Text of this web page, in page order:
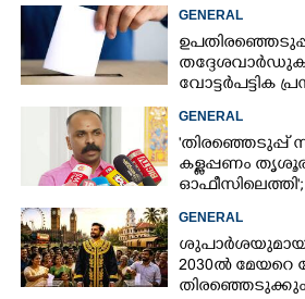
ശക്തിപ്പെടുത്തും'
GENERAL
വോട്ടർപട്ടിക
GENERAL
'തിരഞ്ഞെടുപ്പ്
കള്ളപ്പണം
ഓഫീസിലെത്തി';
സെക്രട്ടറി
GENERAL
2030ൽ മേയറെ
തിരഞ്ഞെടുക്കും